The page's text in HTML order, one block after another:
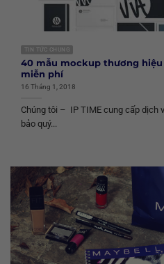
TIN TỨC CHUNG
40 mẫu mockup thương
miễn phí
16 Tháng 1, 2018
Chúng tôi – IP TIME cung cấp dịch
bảo quý...